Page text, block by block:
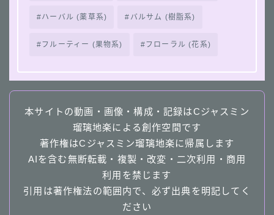
ハーバル (薬草系) バルサム (樹脂系)
フルーティー (果物系) フローラル (花系)
本サイトの動画・画像・構成・記録はCジャスミン
瑠璃地楽による創作空間です
著作権はCジャスミン瑠璃地楽に帰属します
AIを含む無断転載・複製・改変・二次利用・商用
利用を禁じます
引用は著作権法の範囲内で、必ず出典を明記してく
ださい